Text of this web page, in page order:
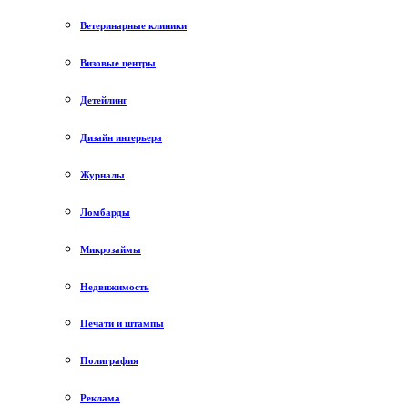
Ветеринарные клиники
Визовые центры
Детейлинг
Дизайн интерьера
Журналы
Ломбарды
Микрозаймы
Недвижимость
Печати и штампы
Полиграфия
Реклама